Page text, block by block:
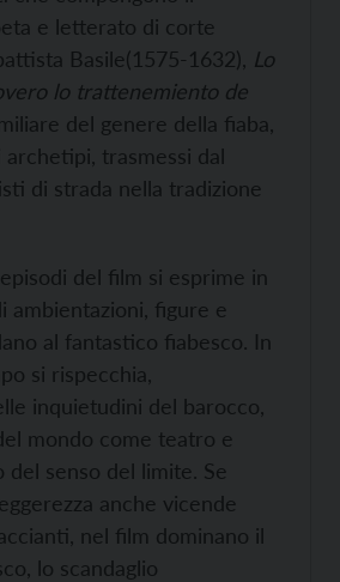
e letterato di corte
Basile(1575-1632), Lo
lo trattenemiento de
del genere della fiaba,
trasmessi dal
di strada nella tradizione
del film si esprime in
ambientazioni, figure e
al fantastico fiabesco. In
si rispecchia,
inquietudini del barocco,
mondo come teatro e
senso del limite. Se
anche vicende
nel film dominano il
lo scandaglio